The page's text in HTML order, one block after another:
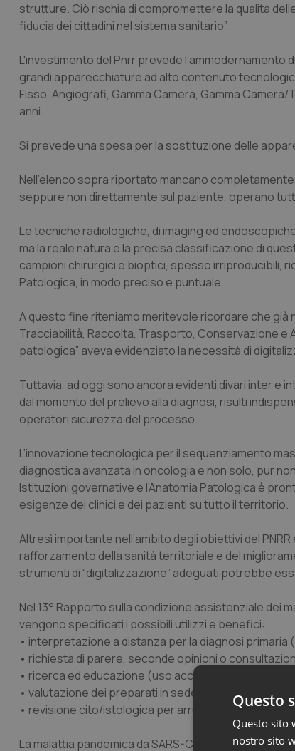
strutture. Ciò rischia di compromettere la qualità
fiducia dei cittadini nel sistema sanitario”.
L'investimento del Pnrr prevede l’ammodernamento
grandi apparecchiature ad alto contenuto
Fisso, Angiografi, Gamma Camera, Gamma
anni.
Si prevede una spesa per la sostituzione delle
Nell’elenco sopra riportato mancano
seppure non direttamente sul paziente, operano
Le tecniche radiologiche, di imaging ed
ma la reale natura e la precisa classificazione di
campioni chirurgici e bioptici, spesso irriproducibili,
Patologica, in modo preciso e puntuale.
A questo fine riteniamo meritevole ricordare che già
Tracciabilità, Raccolta, Trasporto, Conservazione e
patologica” aveva evidenziato la necessità di
Tuttavia, ad oggi sono ancora evidenti divari inter e
dal momento del prelievo alla diagnosi, risulti
operatori sicurezza del processo.
L’innovazione tecnologica per il sequenziamento
diagnostica avanzata in oncologia e non solo, pur
Istituzioni governative e l’Anatomia Patologica è
esigenze dei clinici e dei pazienti su tutto il territorio.
Altresì importante nell’ambito degli obiettivi del
rafforzamento della sanità territoriale e del
strumenti di “digitalizzazione” adeguati potrebbe
Nel 13° Rapporto sulla condizione assistenziale dei
vengono specificati i possibili utilizzi e benefici:
• interpretazione a distanza per la diagnosi primaria
• richiesta di parere, seconde opinioni o
• ricerca ed educazione (uso accademico)
• valutazione dei preparati in sede di discussione
• revisione cito/istologica per arruolamento nei trial
La malattia pandemica da SARS-CoV-2 ha
Questo
Questo sito
nostro sito